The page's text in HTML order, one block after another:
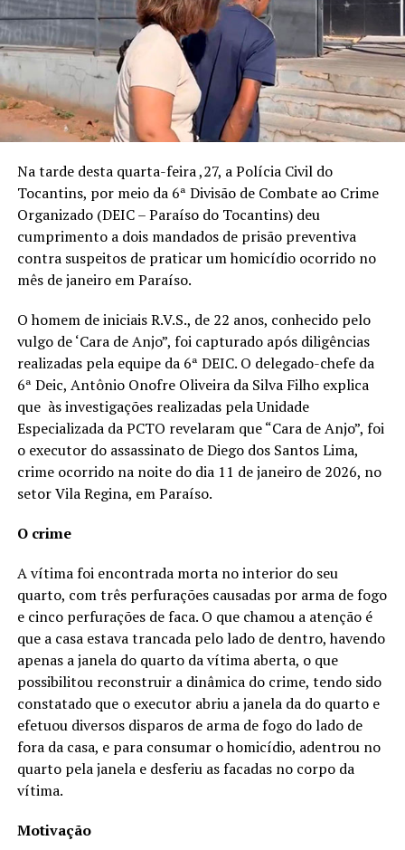
Na tarde desta quarta-feira ,27, a Polícia Civil do
Tocantins, por meio da 6ª Divisão de Combate ao Crime
Organizado (DEIC – Paraíso do Tocantins) deu
cumprimento a dois mandados de prisão preventiva
contra suspeitos de praticar um homicídio ocorrido no
mês de janeiro em Paraíso.
O homem de iniciais R.V.S., de 22 anos, conhecido pelo
vulgo de ‘Cara de Anjo”, foi capturado após diligências
realizadas pela equipe da 6ª DEIC. O delegado-chefe da
6ª Deic, Antônio Onofre Oliveira da Silva Filho explica
que às investigações realizadas pela Unidade
Especializada da PCTO revelaram que “Cara de Anjo”, foi
o executor do assassinato de Diego dos Santos Lima,
crime ocorrido na noite do dia 11 de janeiro de 2026, no
setor Vila Regina, em Paraíso.
O crime
A vítima foi encontrada morta no interior do seu
quarto, com três perfurações causadas por arma de fogo
e cinco perfurações de faca. O que chamou a atenção é
que a casa estava trancada pelo lado de dentro, havendo
apenas a janela do quarto da vítima aberta, o que
possibilitou reconstruir a dinâmica do crime, tendo sido
constatado que o executor abriu a janela da do quarto e
efetuou diversos disparos de arma de fogo do lado de
fora da casa, e para consumar o homicídio, adentrou no
quarto pela janela e desferiu as facadas no corpo da
vítima.
Motivação